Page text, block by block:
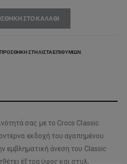
ΣΤΟ ΚΑΛΆΘΙ
ΠΡΟΣΘΉΚΗ ΣΤΗ ΛΊΣΤΑ ΕΠΙΘΥΜΙΏΝ
σας με το Crocs Classic
εκδοχή του αγαπημένου
εμβληματική άνεση του Classic
έξτρα ύψος και στυλ,